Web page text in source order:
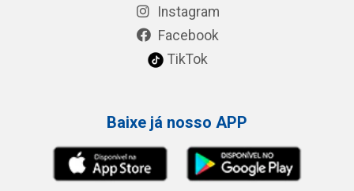
Instagram
Facebook
TikTok
Baixe já nosso APP